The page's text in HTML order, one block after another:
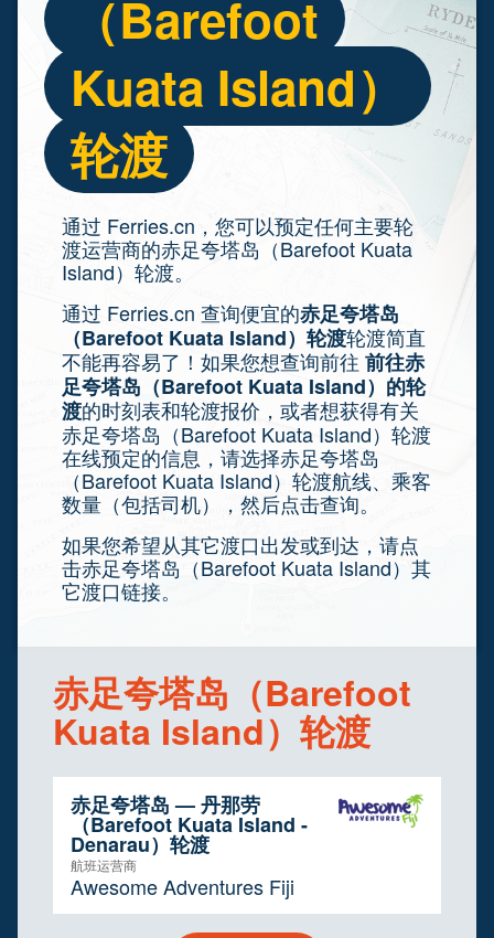
（Barefoot
Kuata Island）
轮渡
通过 Ferries.cn，您可以预定任何主要轮
渡运营商的赤足夸塔岛（Barefoot Kuata
Island）轮渡。
通过 Ferries.cn 查询便宜的赤足夸塔岛
（Barefoot Kuata Island）轮渡轮渡简直
不能再容易了！如果您想查询前往 前往赤
足夸塔岛（Barefoot Kuata Island）的轮
渡的时刻表和轮渡报价，或者想获得有关
赤足夸塔岛（Barefoot Kuata Island）轮渡
在线预定的信息，请选择赤足夸塔岛
（Barefoot Kuata Island）轮渡航线、乘客
数量（包括司机），然后点击查询。
如果您希望从其它渡口出发或到达，请点
击赤足夸塔岛（Barefoot Kuata Island）其
它渡口链接。
赤足夸塔岛（Barefoot
Kuata Island）轮渡
赤足夸塔岛 — 丹那劳
（Barefoot Kuata Island -
Denarau）轮渡
航班运营商
Awesome Adventures Fiji